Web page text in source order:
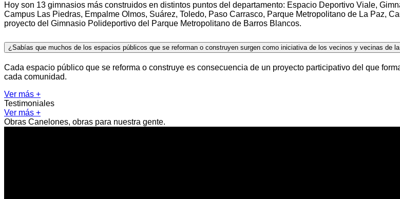
Hoy son 13 gimnasios más construidos en distintos puntos del departamento: Espacio Deportivo Viale,
Campus Las Piedras, Empalme Olmos, Suárez, Toledo, Paso Carrasco, Parque Metropolitano de La Paz,
proyecto del Gimnasio Polideportivo del Parque Metropolitano de Barros Blancos.
¿Sabías que muchos de los espacios públicos que se reforman o construyen surgen como iniciativa de los vecinos y vecinas de
Cada espacio público que se reforma o construye es consecuencia de un proyecto participativo del que
cada comunidad.
Ver más +
Testimoniales
Ver más +
Obras Canelones, obras para nuestra gente.